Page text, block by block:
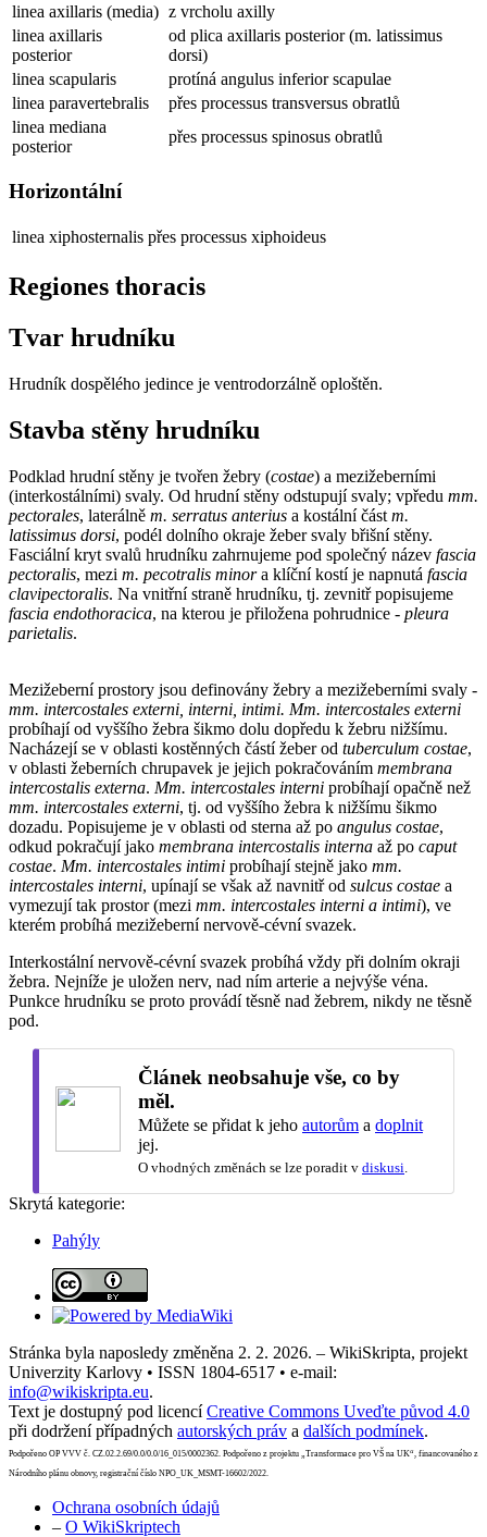
linea axillaris (media) z vrcholu axilly
linea axillaris
posterior
od plica axillaris posterior (m. latissimus
dorsi)
linea scapularis
protíná angulus inferior scapulae
linea paravertebralis
přes processus transversus obratlů
linea mediana
posterior
přes processus spinosus obratlů
Horizontální
linea xiphosternalis přes processus xiphoideus
Regiones thoracis
Tvar hrudníku
Hrudník dospělého jedince je ventrodorzálně oploštěn.
Stavba stěny hrudníku
Podklad hrudní stěny je tvořen žebry (costae) a mezižeberními
(interkostálními) svaly. Od hrudní stěny odstupují svaly; vpředu mm.
pectorales, laterálně m. serratus anterius a kostální část m.
latissimus dorsi, podél dolního okraje žeber svaly břišní stěny.
Fasciální kryt svalů hrudníku zahrnujeme pod společný název fascia
pectoralis, mezi m. pecotralis minora klíční kostí je napnutá fascia
clavipectoralis. Na vnitřní straně hrudníku, tj. zevnitř popisujeme
fascia endothoracica, na kterou je přiložena pohrudnice - pleura
parietalis.
Mezižeberní prostory jsou definovány žebry a mezižeberními svaly -
mm. intercostales externi, interni, intimi. Mm. intercostales externi
probíhají od vyššího žebra šikmo dolu dopředu k žebru nižšímu.
Nacházejí se v oblasti kostěnných částí žeber od tuberculum costae,
v oblasti žeberních chrupavek je jejich pokračováním membrana
intercostalis externa. Mm. intercostales interni probíhají opačně než
mm. intercostales externi, tj. od vyššího žebra k nižšímu šikmo
dozadu. Popisujeme je v oblasti od sterna až po angulus costae,
odkud pokračují jako membrana intercostalis interna až po caput
costae. Mm. intercostales intimi probíhají stejně jako mm.
intercostales interni, upínají se však až navnitř od sulcus costae a
vymezují tak prostor (mezi mm. intercostales interni a intimi), ve
kterém probíhá mezižeberní nervově-cévní svazek.
Interkostální nervově-cévní svazek probíhá vždy při dolním okraji
žebra. Nejníže je uložen nerv, nad ním arterie a nejvýše véna.
Punkce hrudníku se proto provádí těsně nad žebrem, nikdy ne těsně
pod.
Článek neobsahuje vše, co by
měl.
Můžete se přidat k jeho autorům a doplnit
jej.
O vhodných změnách se lze poradit v diskusi
Skrytá kategorie:
Pahýly
Stránka byla naposledy změněna 2. 2. 2026. – WikiSkripta, projekt
Univerzity Karlovy • ISSN 1804-6517 • e-mail:
info@wikiskripta.eu.
Text je dostupný pod licencíCreative Commons Uveďte původ 4.0
při dodržení případných autorských práv a dalších podmínek.
Podpořeno OP VVV č. CZ.02.2.69/0.0/0.0/16_015/0002362. Podpořeno z projektu „Transformace pro VŠ na UK“, financovaného z
Národního plánu obnovy, registrační číslo NPO_UK_MSMT-16602/2022.
Ochrana osobních údajů
– O WikiSkriptech